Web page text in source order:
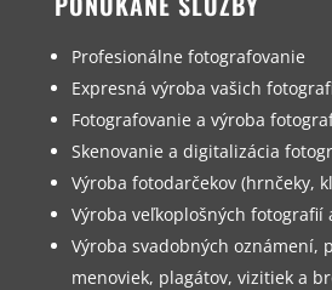
Profesionálne fotografovanie
Expresná výroba vašich
Fotografovanie a výroba
Skenovanie a digitalizácia
Výroba fotodarčekov (hrnčeky,
Výroba veľkoplošných fotografií
Výroba svadobných oznámení,
menoviek, plagátov, vizitiek a